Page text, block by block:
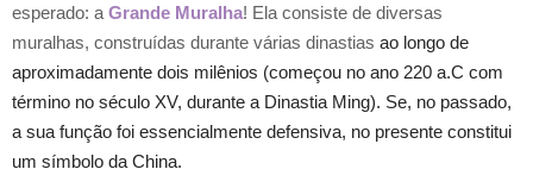
esperado: a Grande Muralha! Ela consiste de diversas
muralhas, construídas durante várias dinastias ao longo de
aproximadamente dois milênios (começou no ano 220 a.C com
término no século XV, durante a Dinastia Ming). Se, no passado,
a sua função foi essencialmente defensiva, no presente constitui
um símbolo da China.